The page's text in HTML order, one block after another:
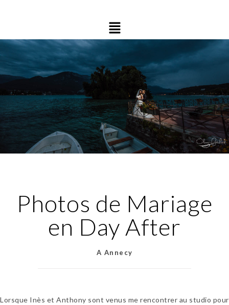
Photos de Mariage
en Day After
A Annecy
Lorsque Inès et Anthony sont venus me rencontrer au studio pour